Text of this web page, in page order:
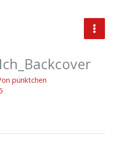
und das
pünktchen